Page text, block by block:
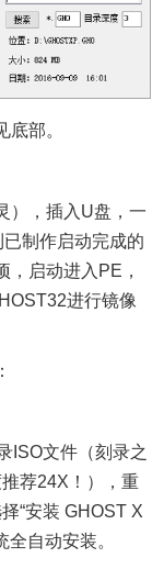
部。
，插入U盘，一
制作启动完成的
，启动进入PE，
进行镜像
文件（刻录之
荐24X！），重
“安装 GHOST X
自动安装。